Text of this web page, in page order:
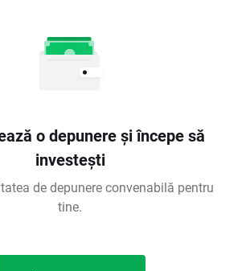
o depunere și începe să
investești
de depunere convenabilă pentru
tine.